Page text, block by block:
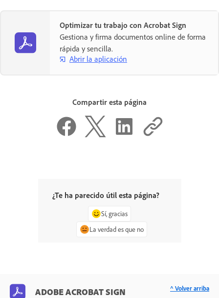
Optimizar tu trabajo con Acrobat Sign
Gestiona y firma documentos online de forma
rápida y sencilla.
Abrir la aplicación
Compartir esta página
¿Te ha parecido útil esta página?
Sí, gracias
La verdad es que no
ADOBE ACROBAT SIGN ^ Volver arriba